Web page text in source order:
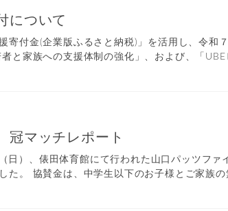
について
寄付金(企業版ふるさと納税)」を活用し、令和
と家族への支援体制の強化」、および、「
マッチレポート
日）、俵田体育館にて行われた山口パッツファ
た。 協賛金は、中学生以下のお子様とご家族の